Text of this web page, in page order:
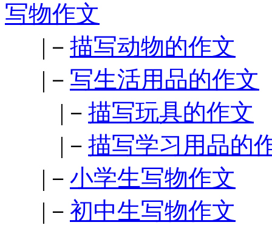
写物作文
|－ 描写动物的作文
|－ 写生活用品的作文
|－ 描写玩具的作文
|－ 描写学习用品的
|－ 小学生写物作文
|－ 初中生写物作文